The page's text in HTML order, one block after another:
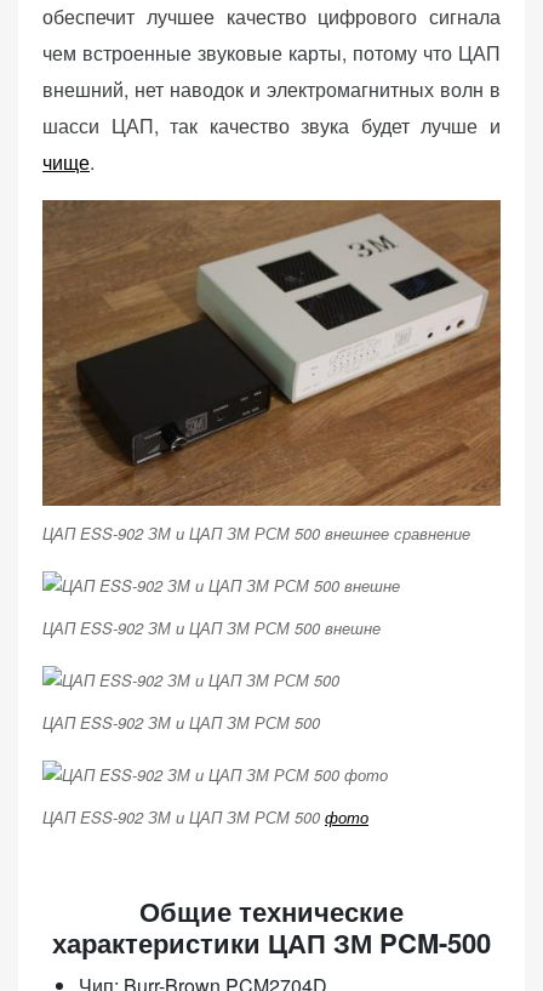
обеспечит лучшее качество цифрового сигнала
чем встроенные звуковые карты, потому что ЦАП
внешний, нет наводок и электромагнитных волн в
шасси ЦАП, так качество звука будет лучше и
чище.
ЦАП ESS-902 ЗМ и ЦАП ЗМ РСМ 500 внешнее сравнение
ЦАП ESS-902 ЗМ и ЦАП ЗМ РСМ 500 внешне
ЦАП ESS-902 ЗМ и ЦАП ЗМ РСМ 500
ЦАП ESS-902 ЗМ и ЦАП ЗМ РСМ 500 фото
Общие технические
характеристики ЦАП ЗМ PCM-500